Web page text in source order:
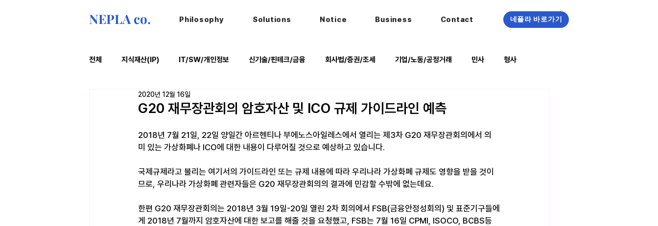
NEPLA co. Philosophy Solutions Notice Business Contact 네플라 바로가기
전체 지식재산(IP) IT/SW/개인정보 신기술/핀테크/금융 회사법/증권/조세 기업/노동/공정거래 민사 형사
법률레터 오늘의위키
G20 재무장관회의 암호자산 및 ICO 규제 가이드라인 예측
2020년 12월 16일
2018년 7월 21일, 22일 양일간 아르헨티나 부에노스아일레스에서 열리는 제3차 G20 재무장관회의에서 의
미 있는 가상화폐나 ICO에 대한 내용이 다루어질 것으로 예상하고 있습니다.
국제규제라고 불리는 여기서의 가이드라인 또는 규제 내용에 따라 우리나라 가상화폐 규제도 영향을 받을 것이
므로, 우리나라 가상화폐 관련자들은 G20 재무장관회의의 결과에 민감할 수밖에 없는데요.
한편 G20 재무장관회의는 2018년 3월 19일-20일 열린 2차 회의에서 FSB(금융안정성회의) 및 표준기구들에
게 2018년 7월까지 암호자산에 대한 보고를 해줄 것을 요청했고, FSB는 7월 16일 CPMI, ISOCO, BCBS등